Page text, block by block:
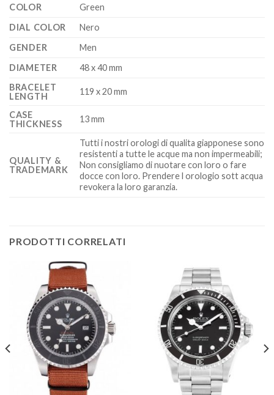
COLOR
Green
DIAL COLOR
Nero
GENDER
Men
DIAMETER
48 x 40 mm
BRACELET
LENGTH
119 x 20 mm
CASE
THICKNESS
13 mm
QUALITY &
TRADEMARK
Tutti i nostri orologi di qualita giapponese sono
resistenti a tutte le acque ma non impermeabili;
Non consigliamo di nuotare con loro o fare
docce con loro. Prendere l orologio sott acqua
revokera la loro garanzia.
PRODOTTI CORRELATI